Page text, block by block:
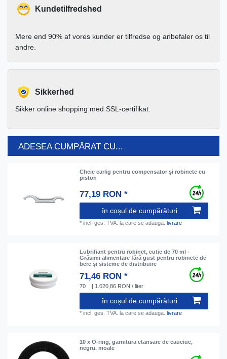
Kundetilfredshed
Mere end 90% af vores kunder er tilfredse og anbefaler os til
andre.
Sikkerhed
Sikker online shopping med SSL-certifikat.
ADESEA CUMPĂRAT CU...
Cheie carlig pentru compensator și robinete cu
piston
77,19 RON *
în coșul de cumpărături
*incl. ges. TVA. la care se adauga.livrare
Lubrifiant pentru robinet, cutie de 70 ml -
Grăsimi alimentare fără gust pentru robinete de
bere și sisteme de distribuire
71,46 RON *
70 | 1.020,86 RON / liter
în coșul de cumpărături
*incl. ges. TVA. la care se adauga.livrare
10 x O-ring, garnitura etansare de cauciuc,
negru, moale